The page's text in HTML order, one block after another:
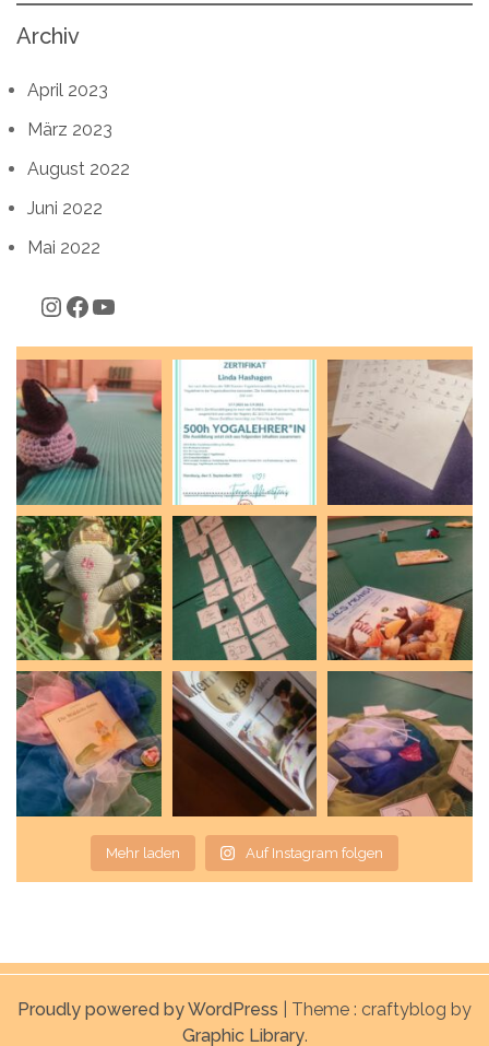
Archiv
April 2023
März 2023
August 2022
Juni 2022
Mai 2022
Instagram
Facebook
YouTube
Mehr laden Auf Instagram folgen
Proudly powered by WordPress
Theme : craftyblog by
Graphic Library.